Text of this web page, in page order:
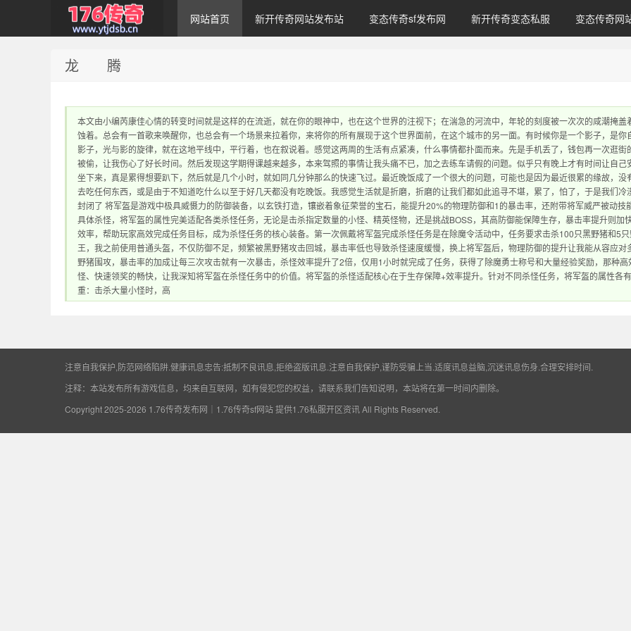
1.76传奇发布网｜
1.76传奇sf网站 提
供1.76私服开区资
网站首页 新开传奇网站发布站 变态传奇sf发布网 新开传奇变态私服 变态传奇网
龙 腾
本文由小编芮康佳心情的转变时间就是这样的在流逝，就在你的眼神中，也在这个世界的注视下；在湍急的河流中，年轮的刻度被一次次的咸潮掩盖
蚀着。总会有一首歌来唤醒你，也总会有一个场景来拉着你，来将你的所有展现于这个世界面前，在这个城市的另一面。有时候你是一个影子，是你
影子，光与影的旋律，就在这地平线中，平行着，也在叙说着。感觉这两周的生活有点紧凑，什么事情都扑面而来。先是手机丢了，钱包再一次逛街
被偷，让我伤心了好长时间。然后发现这学期得课越来越多，本来驾照的事情让我头痛不已，加之去练车请假的问题。似乎只有晚上才有时间让自己
坐下来，真是累得想要趴下，然后就是几个小时，就如同几分钟那么的快速飞过。最近晚饭成了一个很大的问题，可能也是因为最近很累的缘故，没
去吃任何东西，或是由于不知道吃什么以至于好几天都没有吃晚饭。我感觉生活就是折磨，折磨的让我们都如此追寻不堪，累了，怕了，于是我们冷
封闭了 将军盔是游戏中极具威慑力的防御装备，以玄铁打造，镶嵌着象征荣誉的宝石，能提升20%的物理防御和1的暴击率，还附带将军威严被动技
具体杀怪，将军盔的属性完美适配各类杀怪任务，无论是击杀指定数量的小怪、精英怪物，还是挑战BOSS，其高防御能保障生存，暴击率提升则加
效率，帮助玩家高效完成任务目标，成为杀怪任务的核心装备。第一次佩戴将军盔完成杀怪任务是在除魔令活动中，任务要求击杀100只黑野猪和5
王，我之前使用普通头盔，不仅防御不足，频繁被黑野猪攻击回城，暴击率低也导致杀怪速度缓慢，换上将军盔后，物理防御的提升让我能从容应对
野猪围攻，暴击率的加成让每三次攻击就有一次暴击，杀怪效率提升了2倍，仅用1小时就完成了任务，获得了除魔勇士称号和大量经验奖励，那种高
怪、快速领奖的畅快，让我深知将军盔在杀怪任务中的价值。将军盔的杀怪适配核心在于生存保障+效率提升。针对不同杀怪任务，将军盔的属性各
重：击杀大量小怪时，高
注意自我保护,防范网络陷阱.健康讯息忠告:抵制不良讯息,拒绝盗版讯息.注意自我保护,谨防受骗上当.适度讯息益脑,沉迷讯息伤身.合理安排时间.
注释：本站发布所有游戏信息，均来自互联网，如有侵犯您的权益，请联系我们告知说明，本站将在第一时间内删除。
Copyright 2025-2026 1.76传奇发布网｜1.76传奇sf网站 提供1.76私服开区资讯All Rights Reserved.